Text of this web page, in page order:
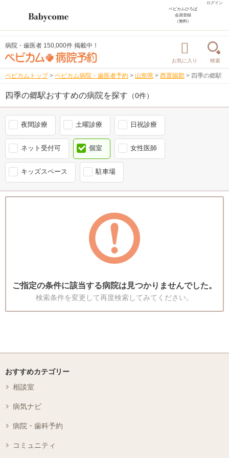
ログイン
ベビカムひろば
会員登録
（無料）
病院・歯医者 150,000件 掲載中！
お気に入り 検索
ベビカムトップ > ベビカム病院・歯医者予約 > 山形県 > 西置賜郡 > 四季の郷駅
四季の郷駅おすすめの病院を探す （0件）
夜間診療 土曜診療 日祝診療
ネット受付可 個室 女性医師
キッズスペース 駐車場
ご指定の条件に該当する病院は見つかりませんでした。
検索条件を変更して再度検索してみてください。
おすすめカテゴリー
相談室
病気ナビ
病院・歯科予約
コミュニティ